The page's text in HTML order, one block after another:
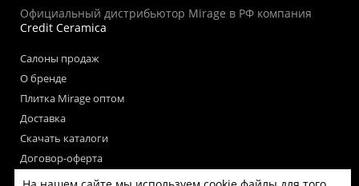
Официальный дистрибьютор Mirage в РФ компания
Credit Ceramica
Салоны продаж
О бренде
Плитка Mirage оптом
Доставка
Скачать каталоги
Договор-оферта
Пользовательское соглашение